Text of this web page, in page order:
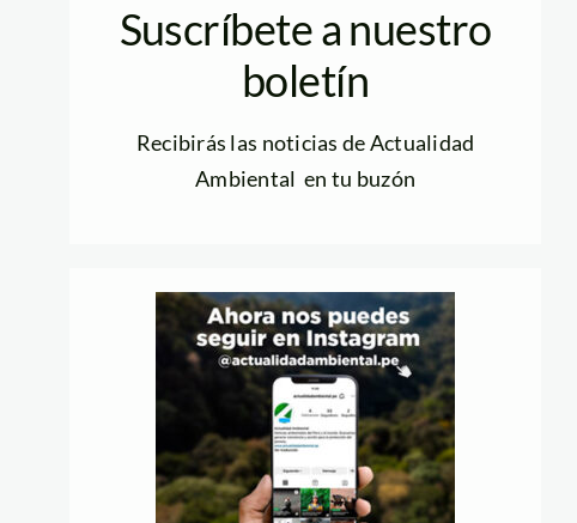
Suscríbete a nuestro
boletín
Recibirás las noticias de Actualidad
Ambiental en tu buzón